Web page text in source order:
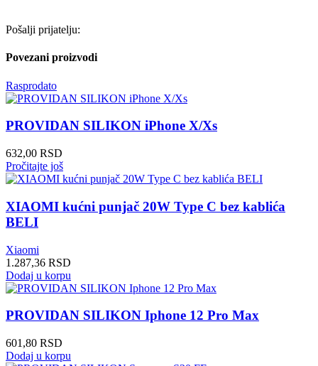
Pošalji prijatelju:
Povezani proizvodi
Rasprodato
PROVIDAN SILIKON iPhone X/Xs
632,00 RSD
Pročitajte još
XIAOMI kućni punjač 20W Type C bez kablića
BELI
Xiaomi
1.287,36 RSD
Dodaj u korpu
PROVIDAN SILIKON Iphone 12 Pro Max
601,80 RSD
Dodaj u korpu